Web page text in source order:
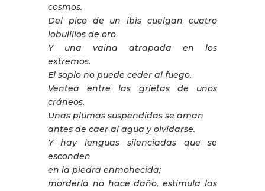
cosmos.
Del pico de un ibis cuelgan cuatro
lobulillos de oro
Y una vaina atrapada en los
extremos.
El soplo no puede ceder al fuego.
Ventea entre las grietas de unos
cráneos.
Unas plumas suspendidas se aman
antes de caer al agua y olvidarse.
Y hay lenguas silenciadas que se
esconden
en la piedra enmohecida;
morderla no hace daño, estimula las